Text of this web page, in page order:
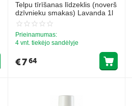
Telpu tīrīšanas līdzeklis (noverš
dzīvnieku smakas) Lavanda 1l
Prieinamumas:
4 vnt. tiekėjo sandėlyje
€764